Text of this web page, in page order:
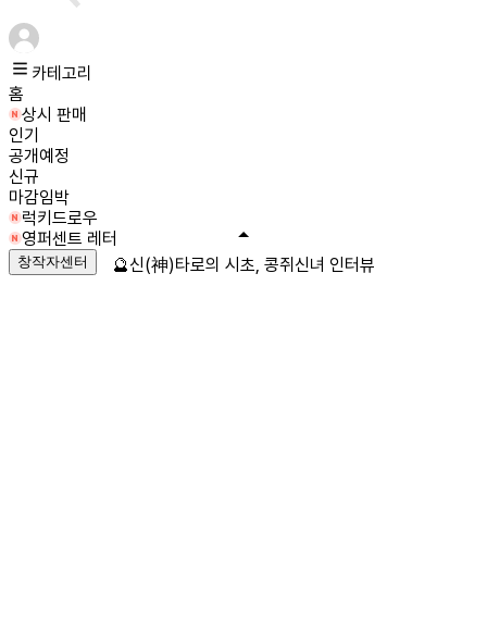
카테고리
홈
상시 판매
인기
공개예정
신규
마감임박
럭키드로우
영퍼센트 레터
창작자센터 🔮신(神)타로의 시초, 콩쥐신녀 인터뷰